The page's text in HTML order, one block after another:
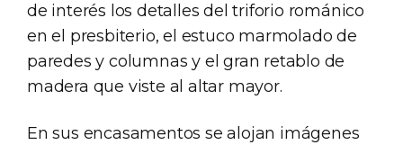
de interés los detalles del triforio románico
en el presbiterio, el estuco marmolado de
paredes y columnas y el gran retablo de
madera que viste al altar mayor.
En sus encasamentos se alojan imágenes